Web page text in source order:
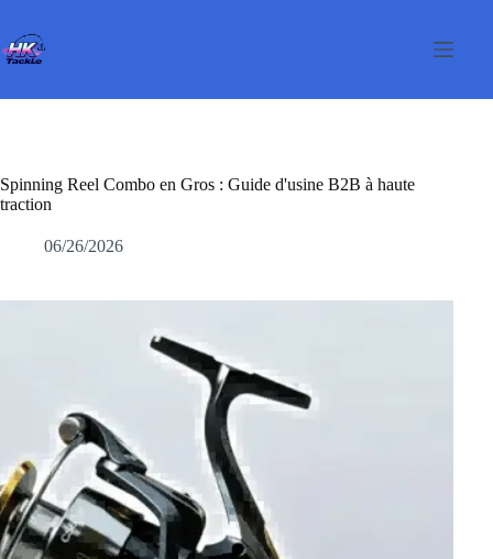
contenu
Spinning Reel Combo en Gros : Guide d'usine B2B à haute
traction
06/26/2026